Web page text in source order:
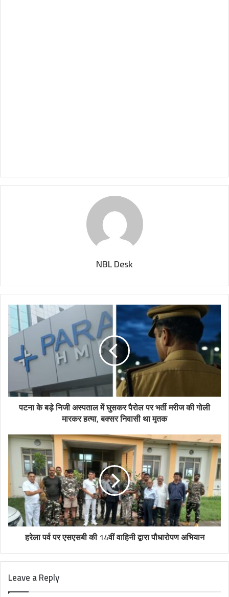
NBL Desk
पटना के बड़े निजी अस्पताल में घुसकर पैरोल पर भर्ती मरीज की गोली
मारकर हत्या, बक्सर निवासी था मृतक
हरेला पर्व पर एसएसबी की 14वीं वाहिनी द्वारा पौधारोपण अभियान
Leave a Reply